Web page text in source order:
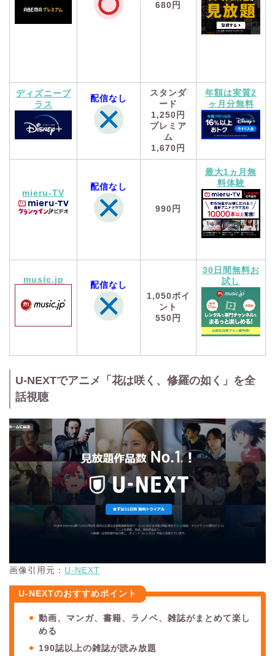
680円
ディズニープ
ラス
配信なし
スタンダ
ード
1,250円
プレミア
ム
1,670円
年額は実質2
ヶ月分無料
mieru-TV
配信なし
990円
最大1ヵ月無
料体験
music.jp
配信なし
1,050ポイ
ント
550円
30日間無料お
試し
U-NEXTでアニメ「花は咲く、修羅の如く」を全
話視聴
画像引用元： U-NEXT
U-NEXTのおすすめポイント
動画、マンガ、書籍、ラノベ、雑誌がまとめて楽し
める
190誌以上の雑誌が読み放題